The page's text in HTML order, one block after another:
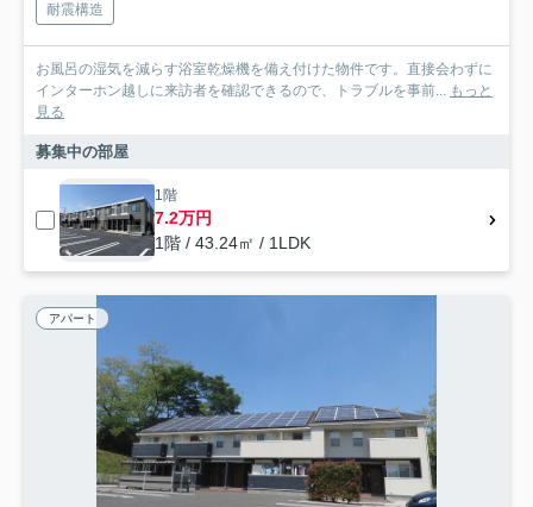
耐震構造
お風呂の湿気を減らす浴室乾燥機を備え付けた物件です。直接会わずに
インターホン越しに来訪者を確認できるので、トラブルを事前... もっと
見る
募集中の部屋
1階
7.2万円
1階 / 43.24㎡ / 1LDK
アパート